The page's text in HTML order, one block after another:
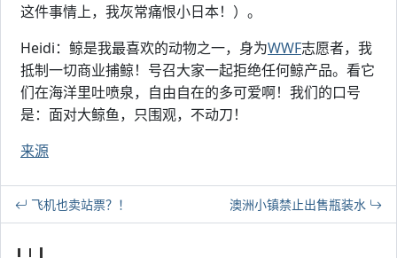
这件事情上，我灰常痛恨小日本！）。
Heidi：鲸是我最喜欢的动物之一，身为WWF志愿者，我
抵制一切商业捕鲸！号召大家一起拒绝任何鲸产品。看它
们在海洋里吐喷泉，自由自在的多可爱啊！我们的口号
是：面对大鲸鱼，只围观，不动刀！
来源
飞机也卖站票？！ 澳洲小镇禁止出售瓶装水